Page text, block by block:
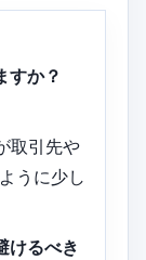
すか？
取引先や
うに少し
けるべき